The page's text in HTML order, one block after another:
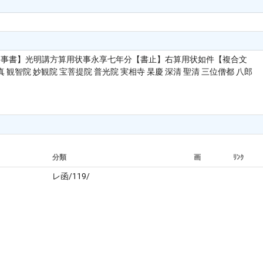
書】光明講方算用状事永享七年分【書止】右算用状如件【複合文
智院 妙観院 宝菩提院 普光院 実相寺 杲慶 深清 聖清 三位僧都 八郎
分類 画 ﾘﾝｸ
レ函/119/